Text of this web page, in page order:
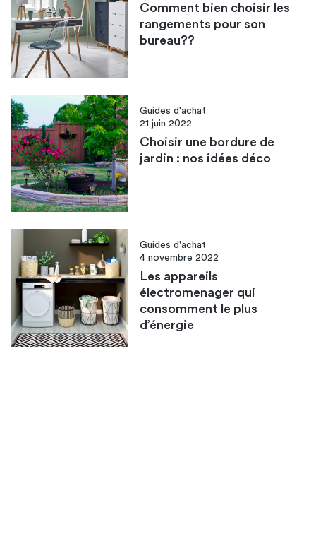
Comment bien choisir les
rangements pour son
bureau??
Guides d'achat
21 juin 2022
Choisir une bordure de
jardin : nos idées déco
Guides d'achat
4 novembre 2022
Les appareils
électromenager qui
consomment le plus
d’énergie